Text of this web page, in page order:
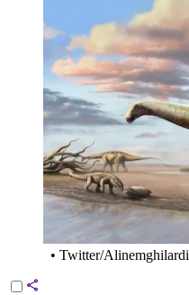
• Twitter/Alinemghilardi